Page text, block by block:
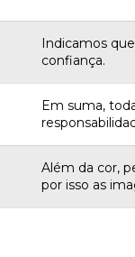
Indicamos
confiança.
Em suma,
Além da cor,
por isso as